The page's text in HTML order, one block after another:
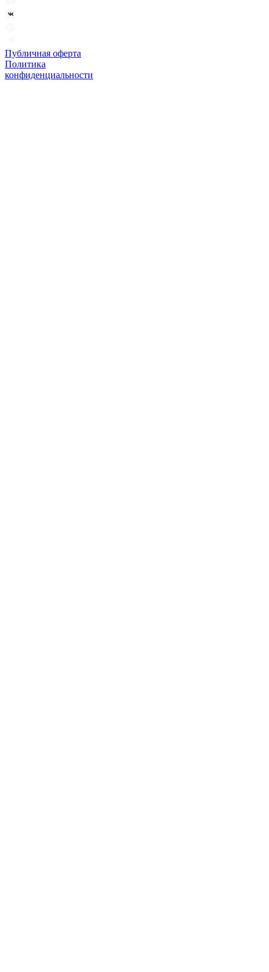
Публичная оферта
Политика
конфиденциальности